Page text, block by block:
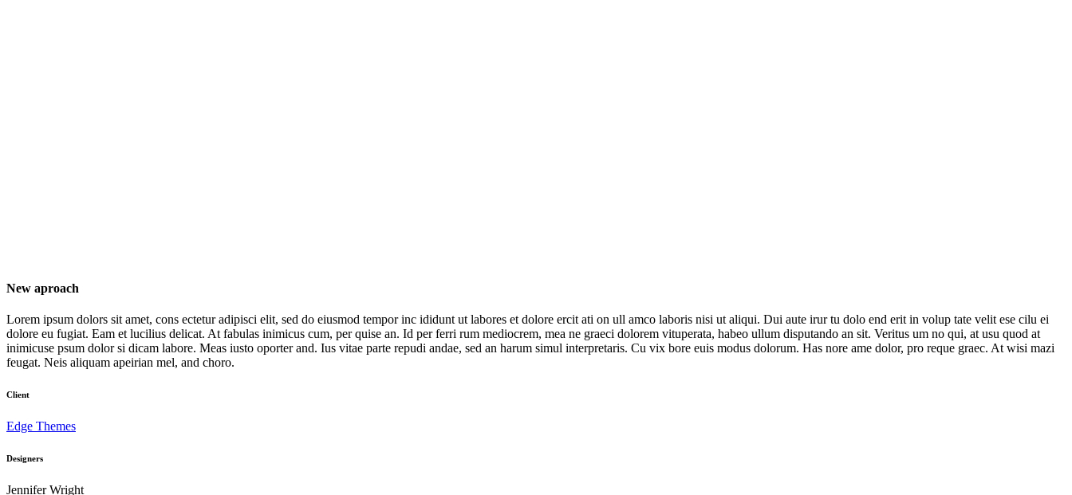
New aproach
Lorem ipsum dolors sit amet, cons ectetur adipisci elit, sed do eiusmod tempor inc ididunt ut labores et dolore ercit ati on ull amco laboris nisi ut aliqui. Dui aute irur tu dolo end erit in volup tate velit ese cilu ei
dolore eu fugiat. Eam et lucilius delicat. At fabulas inimicus cum, per quise an. Id per ferri rum mediocrem, mea ne graeci dolorem vituperata, habeo ullum disputando an sit. Veritus um no qui, at usu quod at
inimicuse psum dolor si dicam labore. Meas iusto oporter and. Ius vitae parte repudi andae, sed an harum simul interpretaris. Cu vix bore euis modus dolorum. Has nore ame dolor, pro reque graec. At wisi mazi
feugat. Neis aliquam apeirian mel, and choro.
Client
Edge Themes
Designers
Jennifer Wright